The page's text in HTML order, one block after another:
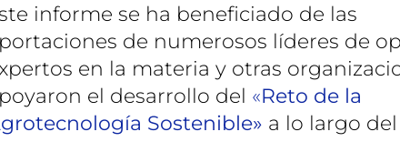
informe se ha beneficiado de las
de numerosos líderes de
en la materia y otras
el desarrollo del «Reto de la
Sostenible» a lo largo del